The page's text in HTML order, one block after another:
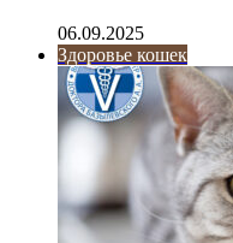
06.09.2025
Здоровье кошек